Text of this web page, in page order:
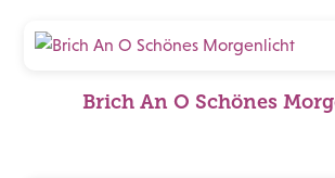
Brich An O Schönes